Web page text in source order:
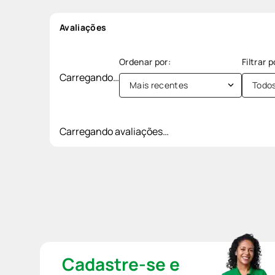
Avaliações
Carregando…
Mais recentes
Carregando avaliações…
Cadastre-se e